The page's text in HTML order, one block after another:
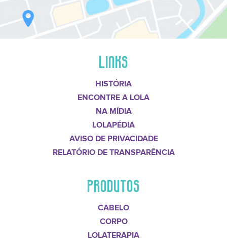
LINKS
HISTÓRIA
ENCONTRE A LOLA
NA MÍDIA
LOLAPÉDIA
AVISO DE PRIVACIDADE
RELATÓRIO DE TRANSPARÊNCIA
PRODUTOS
CABELO
CORPO
LOLATERAPIA